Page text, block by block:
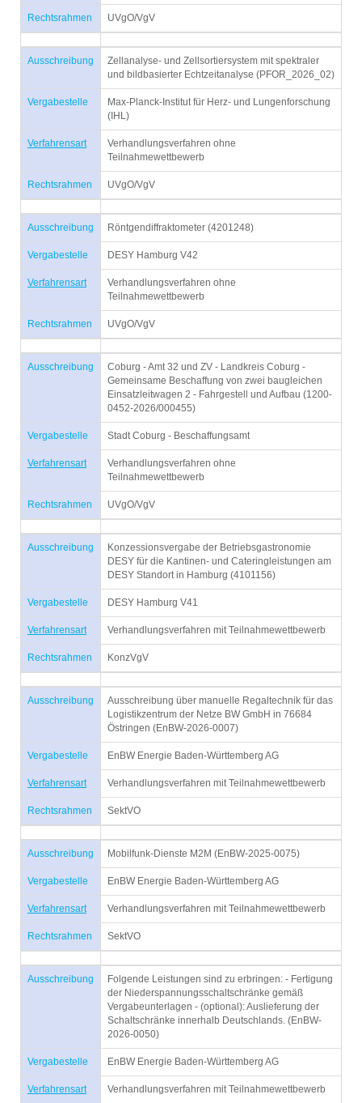
Rechtsrahmen UVgO/VgV
Ausschreibung
Zellanalyse- und Zellsortiersystem mit spektraler
und bildbasierter Echtzeitanalyse (PFOR_2026_02)
Vergabestelle
Max-Planck-Institut für Herz- und Lungenforschung
(IHL)
Verfahrensart
Verhandlungsverfahren ohne
Teilnahmewettbewerb
Rechtsrahmen UVgO/VgV
Ausschreibung Röntgendiffraktometer (4201248)
Vergabestelle DESY Hamburg V42
Verfahrensart
Verhandlungsverfahren ohne
Teilnahmewettbewerb
Rechtsrahmen UVgO/VgV
Ausschreibung
Coburg - Amt 32 und ZV - Landkreis Coburg -
Gemeinsame Beschaffung von zwei baugleichen
Einsatzleitwagen 2 - Fahrgestell und Aufbau (1200-
0452-2026/000455)
Vergabestelle Stadt Coburg - Beschaffungsamt
Verfahrensart
Verhandlungsverfahren ohne
Teilnahmewettbewerb
Rechtsrahmen UVgO/VgV
Ausschreibung
Konzessionsvergabe der Betriebsgastronomie
DESY für die Kantinen- und Cateringleistungen am
DESY Standort in Hamburg (4101156)
Vergabestelle DESY Hamburg V41
Verfahrensart Verhandlungsverfahren mit Teilnahmewettbewerb
Rechtsrahmen KonzVgV
Ausschreibung
Ausschreibung über manuelle Regaltechnik für das
Logistikzentrum der Netze BW GmbH in 76684
Östringen (EnBW-2026-0007)
Vergabestelle EnBW Energie Baden-Württemberg AG
Verfahrensart Verhandlungsverfahren mit Teilnahmewettbewerb
Rechtsrahmen SektVO
Ausschreibung Mobilfunk-Dienste M2M (EnBW-2025-0075)
Vergabestelle EnBW Energie Baden-Württemberg AG
Verfahrensart Verhandlungsverfahren mit Teilnahmewettbewerb
Rechtsrahmen SektVO
Ausschreibung
Folgende Leistungen sind zu erbringen: - Fertigung
der Niederspannungsschaltschränke gemäß
Vergabeunterlagen - (optional): Auslieferung der
Schaltschränke innerhalb Deutschlands. (EnBW-
2026-0050)
Vergabestelle EnBW Energie Baden-Württemberg AG
Verfahrensart Verhandlungsverfahren mit Teilnahmewettbewerb